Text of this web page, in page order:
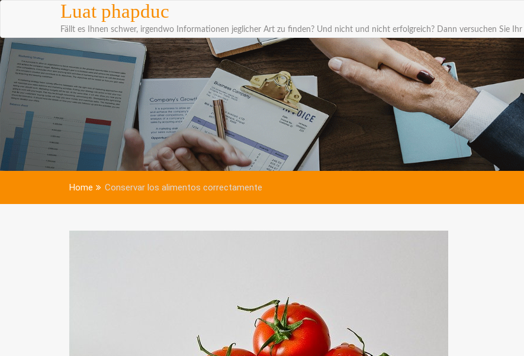
Luat phapduc
Fällt es Ihnen schwer, irgendwo Informationen jeglicher Art zu finden? Und nicht und nicht erfolgreich? Dann versuchen Sie
Home Conservar los alimentos correctamente